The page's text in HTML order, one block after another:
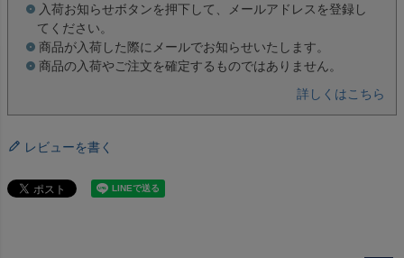
入荷お知らせボタンを押下して、メールアドレスを登録し
てください。
商品が入荷した際にメールでお知らせいたします。
商品の入荷やご注文を確定するものではありません。
詳しくはこちら
レビューを書く